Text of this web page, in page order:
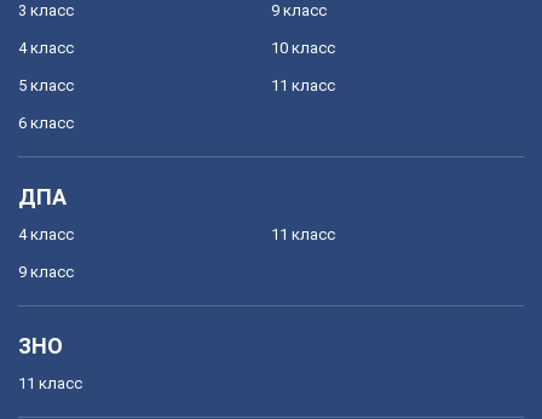
3 класс
4 класс
5 класс
6 класс
9 класс
10 класс
11 класс
ДПА
4 класс
9 класс
11 класс
ЗНО
11 класс